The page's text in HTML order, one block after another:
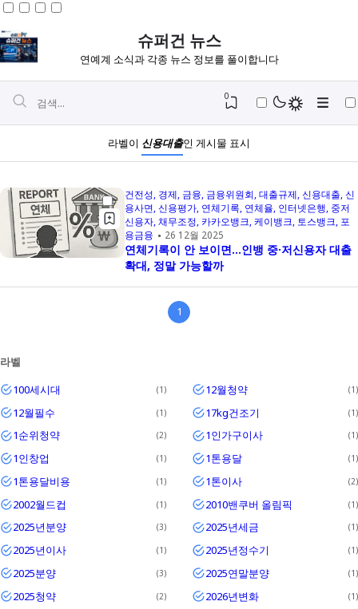
슈퍼건 뉴스
연예계 소식과 각종 뉴스 정보를 풀이합니다
Iglo
0
라벨이 신용대출인 게시물 표시
건전성 경제 금융 금융위원회 대출규제 신용대출 신
용사면 신용평가 연체기록 연체율 인터넷은행 중저
신용자 채무조정 카카오뱅크 케이뱅크 토스뱅크 포
용금융
26 12월 2025
연체기록이 안 보이면…인뱅 중·저신용자 대출
확대, 정말 가능할까
1
라벨
100세시대
1 12월청약 1
12월필수 1 17kg건조기 1
1순위청약 2 1인가구이사 1
1인창업 1 1톤용달 1
1톤용달비용 1 1톤이사 2
2002월드컵 1 2010밴쿠버 올림픽 1
2025년분양 3 2025년세금 1
2025년이사 1 2025년정수기 1
2025분양 3 2025연말분양 1
2025청약 2 2026년변화 1